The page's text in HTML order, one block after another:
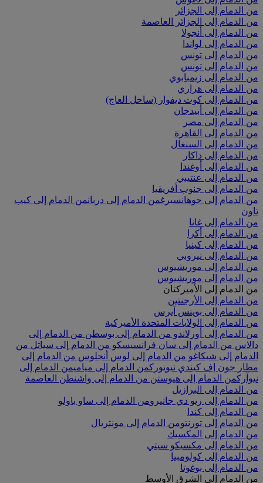
من الدمام إلى الجزائر
من الدمام إلى الجزائر العاصمة
من الدمام إلى أنجولا
من الدمام إلى لواندا
من الدمام إلى تونس
من الدمام إلى تونس
من الدمام إلى زيمبابوي
من الدمام إلى هراري
من الدمام إلى كوت ديفوار (ساحل العاج)
من الدمام إلى أبيدجان
من الدمام إلى مصر
من الدمام إلى القاهرة
من الدمام إلى السنغال
من الدمام إلى داكار
من الدمام إلى أوغندا
من الدمام إلى عنتيبي
من الدمام إلى جنوب أفريقيا
من الدمام إلى جوهانسبرغمن الدمام إلى دربانمن الدمام إلى كيب
تاون
من الدمام إلى غانا
من الدمام إلى أكرا
من الدمام إلى كينيا
من الدمام إلى نيروبي
من الدمام إلى موريشيوس
من الدمام إلى موريشيوس
من الدمام إلى الأميركتان
من الدمام إلى الأرجنتين
من الدمام إلى بوينس آيرس
من الدمام إلى الولايات المتحدة الأميركية
من الدمام إلى أورلاندو من الدمام إلى بوسطن من الدمام إلى
دالاس من الدمام إلى سان فرانسيسكو من الدمام إلى سياتل من
الدمام إلى شيكاغو من الدمام إلى لوس أنجلوس من الدمام إلى
مطار جون إف كيندي نيويوركمن الدمام إلى مياميمن الدمام إلى
نيوآركمن الدمام إلى هيوستن من الدمام إلى واشنطن العاصمة
من الدمام إلى البرازيل
من الدمام إلى ريو دي جانيرومن الدمام إلى ساو باولو
من الدمام إلى كندا
من الدمام إلى تورنتومن الدمام إلى مونتريال
من الدمام إلى المكسيك
من الدمام إلى مكسيكو سيتي
من الدمام إلى كولومبيا
من الدمام إلى بوغوتا
من الدمام إلى الشرق الأوسط